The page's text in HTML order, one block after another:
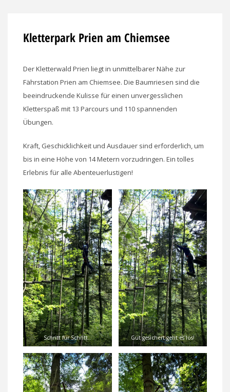
Kletterpark Prien am Chiemsee
Der Kletterwald Prien liegt in unmittelbarer Nähe zur
Fährstation Prien am Chiemsee. Die Baumriesen sind die
beeindruckende Kulisse für einen unvergesslichen
Kletterspaß mit 13 Parcours und 110 spannenden
Übungen.
Kraft, Geschicklichkeit und Ausdauer sind erforderlich, um
bis in eine Höhe von 14 Metern vorzudringen. Ein tolles
Erlebnis für alle Abenteuerlustigen!
Schritt für Schritt.. Gut gesichert geht es los!